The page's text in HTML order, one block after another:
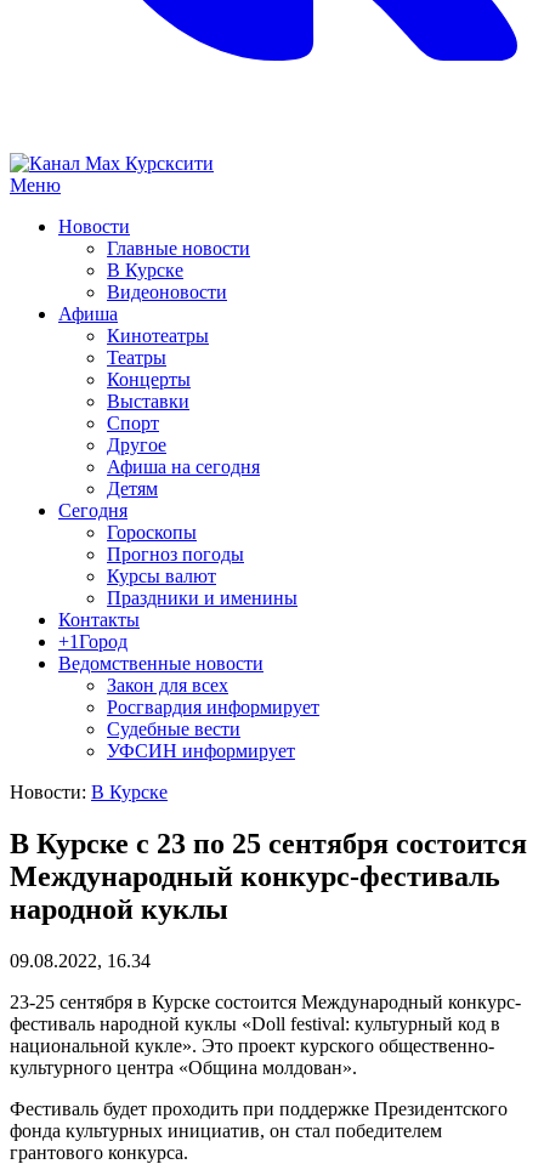
Меню
Новости
Главные новости
В Курске
Видеоновости
Афиша
Кинотеатры
Театры
Концерты
Выставки
Спорт
Другое
Афиша на сегодня
Детям
Сегодня
Гороскопы
Прогноз погоды
Курсы валют
Праздники и именины
Контакты
+1Город
Ведомственные новости
Закон для всех
Росгвардия информирует
Судебные вести
УФСИН информирует
Новости: В Курске
В Курске с 23 по 25 сентября состоится
Международный конкурс-фестиваль
народной куклы
09.08.2022, 16.34
23-25 сентября в Курске состоится Международный конкурс-
фестиваль народной куклы «Doll festival: культурный код в
национальной кукле». Это проект курского общественно-
культурного центра «Община молдован».
Фестиваль будет проходить при поддержке Президентского
фонда культурных инициатив, он стал победителем
грантового конкурса.